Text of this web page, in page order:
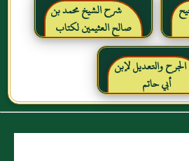
شرح الشيخ محمد بن
صالح العثيمين لكتاب
رياض الصالحين للإمام
النووي رحمهم الله تعالىالجرح والتعديل لإبن
أبي حاتم